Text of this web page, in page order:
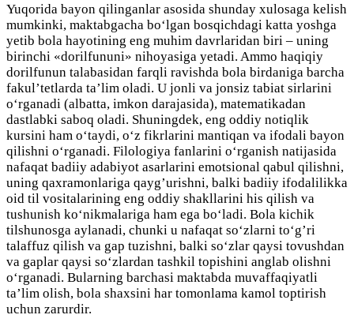
Yuqorida bayon qilinganlar asosida shunday xulosaga kelish
mumkinki, maktabgacha bo‘lgan bosqichdagi katta yoshga
yetib bola hayotining eng muhim davrlaridan biri – uning
birinchi «dorilfununi» nihoyasiga yetadi. Ammo haqiqiy
dorilfunun talabasidan farqli ravishda bola birdaniga barcha
fakul’tetlarda ta’lim oladi. U jonli va jonsiz tabiat sirlarini
o‘rganadi (albatta, imkon darajasida), matematikadan
dastlabki saboq oladi. Shuningdek, eng oddiy notiqlik
kursini ham o‘taydi, o‘z fikrlarini mantiqan va ifodali bayon
qilishni o‘rganadi. Filologiya fanlarini o‘rganish natijasida
nafaqat badiiy adabiyot asarlarini emotsional qabul qilishni,
uning qaxramonlariga qayg’urishni, balki badiiy ifodalilikka
oid til vositalarining eng oddiy shakllarini his qilish va
tushunish ko‘nikmalariga ham ega bo‘ladi. Bola kichik
tilshunosga aylanadi, chunki u nafaqat so‘zlarni to‘g’ri
talaffuz qilish va gap tuzishni, balki so‘zlar qaysi tovushdan
va gaplar qaysi so‘zlardan tashkil topishini anglab olishni
o‘rganadi. Bularning barchasi maktabda muvaffaqiyatli
ta’lim olish, bola shaxsini har tomonlama kamol toptirish
uchun zarurdir.